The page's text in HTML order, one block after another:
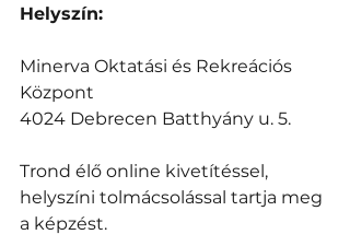
Helyszín:
Minerva Oktatási és Rekreációs
Központ
4024 Debrecen Batthyány u. 5.
Trond élő online kivetítéssel,
helyszíni tolmácsolással tartja meg
a képzést.